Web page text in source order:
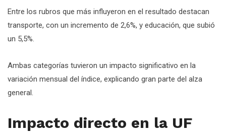
Entre los rubros que más influyeron en el resultado destacan
transporte, con un incremento de 2,6%, y educación, que subió
un 5,5%.
Ambas categorías tuvieron un impacto significativo en la
variación mensual del índice, explicando gran parte del alza
general.
Impacto directo en la UF